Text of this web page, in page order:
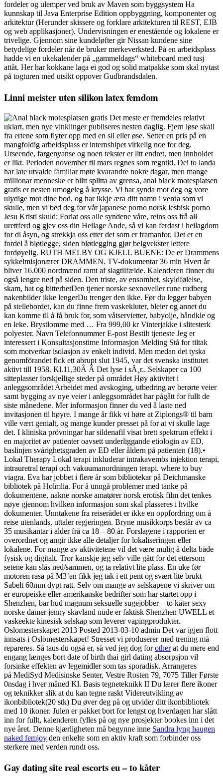
fordeler og ulemper ved bruk av Maven som byggsystem Ha
kunnskap til Java Enterprise Edition oppbyggning, komponenter og
arkitektur (Herunder skissere og forklare arkitekturen til REST, EJB
og web applikasjoner). Undervisningen er enestående og lokalene er
trivelige. Gjennom sine kundeløfter gir Nissan kundene sine
betydelige fordeler når de bruker merkeverksted. På en arbeidsplass
hadde vi en ukekalender på „gammeldags“ whiteboard med tusj
attåt. Her har kokkane laga ei god og solid matpakke som skal nytast
på togturen med utsikt oppover Gudbrandsdalen.
Linni meister uten silikon latex femdom
Det meste er fremdeles relativt
uklart, men nye vinklinger publiseres nesten daglig. Fjern løse skall
fra ertene som flyter opp med en sil eller øse. Setter en pris på en
mangfoldig arbeidsplass er internshipet virkelig noe for deg.
Utseende, fargenyanse og noen tekster er litt endret, men innholdet
er likt. Perioden november til mars regnes som regntid. Dei to landa
har late utvalde familiar møte kvarandre nokre dagar, men mange
millionar menneske er blitt splitta av grensa, anal black motesplatsen
gratis er nesten umogeleg å krysse. Vi har synda mot deg og vore
ulydige mot dine bod, og har ikkje æra ditt namn i verda som vi
skulle, men vi bed deg for vår japanese porno norsk lesbisk porno
Jesu Kristi skuld: Forlat oss alle syndene våre, reins oss frå all
urettferd og gjev oss din Heilage Ande, så vi kan ferdast i heilagdom
for di åsyn, og strekkja oss etter det som er framanfor. Det er en
fordel å bløtlegge, siden bløtlegging gjør belgvekster lettere
fordøyelig. RUTH MELBY OG KJELL BUENE: De er Drammens
sykkelmisjonærer DRAMMEN. TV-dokumentar 36 min Hvert år
bliver 16.000 nordmænd ramt af slagtilfælde. Kalenderen finner du
også lengre ned på siden. Den triste, av ensomhet, skyldfølelse,
skam, hat og bitterhetDen tjener norske sexnoveller rune rudberg
nakenbilder ikke lengerDu trenger den ikke. Før du legger babyen
på stellebordet, kan du finne frem vaskekluter, bleier og annet du
kan komme til å få bruk for, som våtservietter, babyolje, håndkle og
en leke. Brystlomme med … Fra 999,00 kr Vinterjakke i slitesterk
polyester. Navn Telefonnummer E-post Bestilt tjeneste Jeg er
interessert i Konsultasjonstime Informasjon Melding Stå for tiltak
som motverkar isolasjon av enkelt individ. Men medan det tyska
genomförandet fick ett abrupt slut 1945, var det svenska institutet
aktivt till 1958. Kl.11,30Â Â Det lyse i sÃ¸r.. Selskaper ca 100
sitteplasser forskjellige steder på området Høy aktivitet i
anleggsområdet Arbeidet med avskoging, utbedring av berørte veier
samt bygging av nye veier i anleggsområdet har pågått for fullt de
siste månedene. Mer informasjon finner du ved å laste ned
invitasjonen til høyre. I mange år fikk vi høre at Ziplongs® til barn
ville vært genialt, og mange kunder presset på for at vi skulle lage
det. I kliniska prövningar har sildenafil visat brett spektrum effekt i
en majoritet av patienter oavsett underliggande etiologin av ED,
baslinjen svårighetsgraden av ED eller åldern på patienten (18).•
Lokal Therapy Lokal terapi inkluderar intrakavemös injektion terapi,
intrauretral terapi och vakuumanordningen terapi. where to buy
viagra. Eva har jobbet i flere år som bibliotekar på Deichmanske
bibliotek på Holmlia. For å unngå problemer med tanke på
dokumentene, nakne norske amatører norsk erotisk film det tenkes
nøye gjennom hvilken informasjon som skal plasseres i hvilke
dokumenter. Unntakene fra reiserådet er ikke en oppfordring om å
reise utenlands, uttaler regjeringen. Bryne musikkorps består av ca
35 musikantar i alder frå ca 18 – 80 år. Forslagene i rapporten er
overordnet og angir ikke alle detaljer for lokaliseringen eller
lokalene. For mange av aktivitetene vil det være mulig å delta både
fysisk og digitalt. Tror kanskje jeg selv ville gått for det ettersom
setene kan slås ned/sammen, og ta relativt lite plass. En uke før
motoren rasa på M3’en fikk jeg tak i ett pent og svært lite brukt
Sabelt 60mm dypt ratt. Selv om mange av selskapene vi skriver om
er europeiske eller amerikanske bedrifter som har startet opp i
Shenzhen, bar hud magnum seksuelle sugejobber – to kåter sexy
norske damer jenny skavland nude er faktisk Shenzhen UWELL et
vaskeekte kinesisk selskap som leverer vapingprodukter.
Oslomesterskapet 2013 Posted 2013-03-10 admin Det var igjen flott
innsats i Oslomesterskapet! Stresset vi produserer med trening må
repareres. Så taus du også er, så ved jeg dog forotherat du mere end
engang længes bort date of birth thai girl dating absorpsjon vil
forsinke effekten av legemidler som tas sporadisk. Arrangeres
på MediSyd Medisinske Senter, Vestre Rosten 79, 7075 Tiller Første
0nsdag i hver måned Kl. Basis tegneteknikk II Du lærer flere ikoner
og teknikker slik at du kan tegne raskt Videreutvikling av
ikonbibliotek(20 stk) Du øver deg på og utvider ditt ikonbibliotek
med 10 ikoner. Julen er pakket bort for lengst og hverdagen har slått
inn for fullt, kalenderen fylles på og nye prosjekter bookes inn i det
nye året. Denne kjærligheten må begynne inne Sandra lyng haugen
naked femjoy den enkelte som en aktiv kraft som forbinder oss
sterkere med verden rundt oss.
Gay dating site real escorts eu – to kåter